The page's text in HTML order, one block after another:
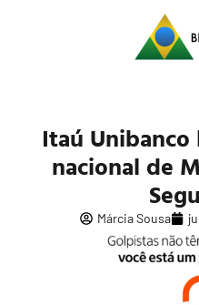
Itaú Unibanco
nacional de
Márcia Sousa